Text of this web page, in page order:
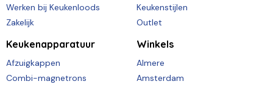
Werken bij Keukenloods
Zakelijk
Keukenstijlen
Outlet
Keukenapparatuur
Afzuigkappen
Combi-magnetrons
Winkels
Almere
Amsterdam